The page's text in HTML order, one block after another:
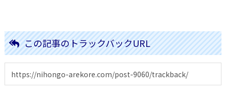
この記事のトラックバックURL